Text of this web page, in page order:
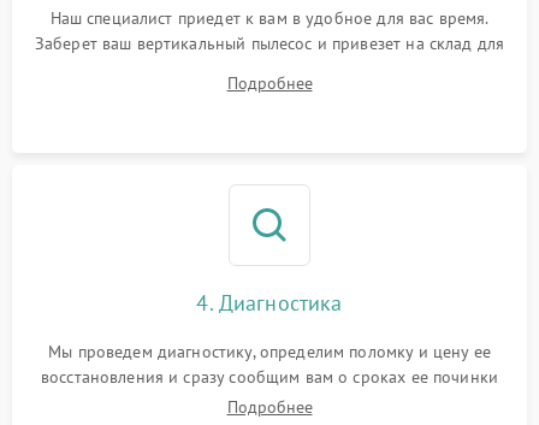
Наш специалист приедет к вам в удобное для вас время.
Заберет ваш вертикальный пылесос и привезет на склад для
Подробнее
4. Диагностика
Мы проведем диагностику, определим поломку и цену ее
восстановления и сразу сообщим вам о сроках ее починки
Подробнее